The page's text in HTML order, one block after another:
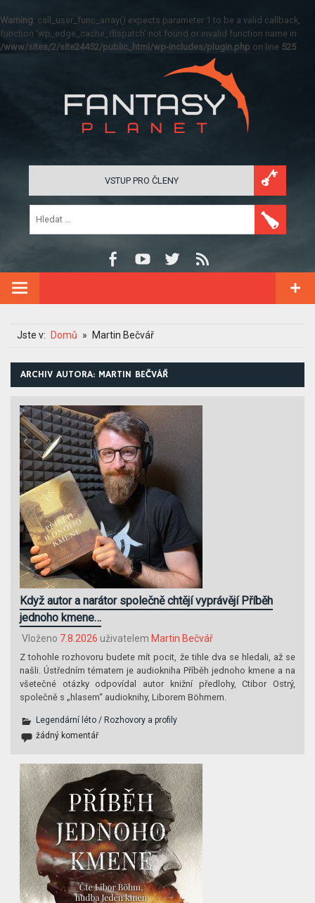
Warning: call_user_func_array() expects parameter 1 to be a valid callback,
function 'wp_edge_cache_dispatch' not found or invalid function name in
/www/sites/2/site24452/public_html/wp-includes/plugin.php on line 525
VSTUP PRO ČLENY
Jste v: Domů Martin Bečvář
ARCHIV AUTORA: MARTIN BEČVÁŘ
Když autor a narátor společně chtějí vyprávějí Příběh
jednoho kmene…
Vloženo 7.8.2026 uživatelem Martin Bečvář
Z tohohle rozhovoru budete mít pocit, že tihle dva se hledali, až se
našli. Ústředním tématem je audiokniha Příběh jednoho kmene a na
všetečné otázky odpovídal autor knižní předlohy, Ctibor Ostrý,
společně s „hlasem“ audioknihy, Liborem Böhmem.
Legendární léto / Rozhovory a profily
žádný komentář